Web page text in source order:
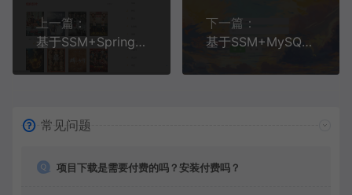
上一篇：
基于SSM+SpringBoot+Vue前后端分离的电影购票管理系统
下一篇：
基于SSM+MySQL+Bootstrap的高校校园招聘系统
常见问题
项目下载是需要付费的吗？安装付费吗？